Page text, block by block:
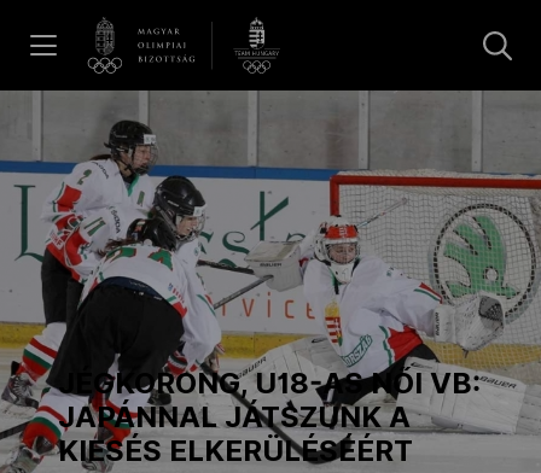
Hírek
Galéria
Dakar 2026
Los Angeles 2028
JÉGKORONG, U18-AS NŐI VB:
JAPÁNNAL JÁTSZUNK A
KIESÉS ELKERÜLÉSÉÉRT